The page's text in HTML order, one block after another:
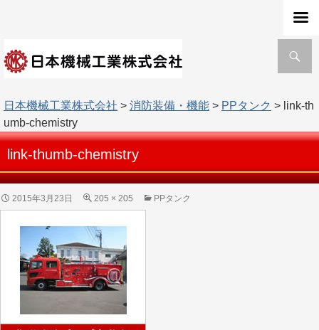
索
日本機械工業株式会社 > 消防装備・機能 > PPタンク > link-th
umb-chemistry
link-thumb-chemistry
2015年3月23日 205 × 205 PPタンク